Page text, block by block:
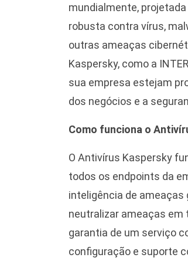
mundialmente,
robusta contra vírus,
outras ameaças
Kaspersky, como a
sua empresa estejam
dos negócios e a
Como funciona o
O Antivírus Kaspersky
todos os endpoints da
inteligência de ameaças
neutralizar ameaças em
garantia de um serviço
configuração e suporte